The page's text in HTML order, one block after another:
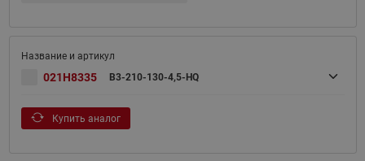
021H8335 B3-210-130-4,5-HQ
Купить аналог